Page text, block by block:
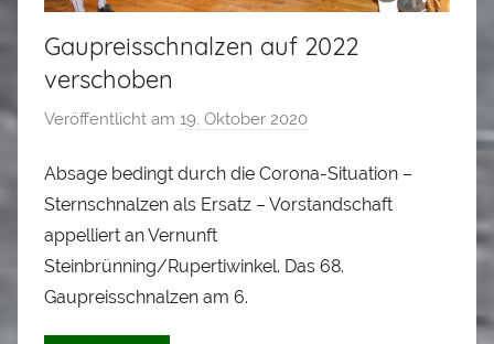
Gaupreisschnalzen auf 2022
verschoben
Veröffentlicht am 19. Oktober 2020
n
L
i
Absage bedingt durch die Corona-Situation –
Sternschnalzen als Ersatz – Vorstandschaft
appelliert an Vernunft
Steinbrünning/Rupertiwinkel. Das 68.
Gaupreisschnalzen am 6.